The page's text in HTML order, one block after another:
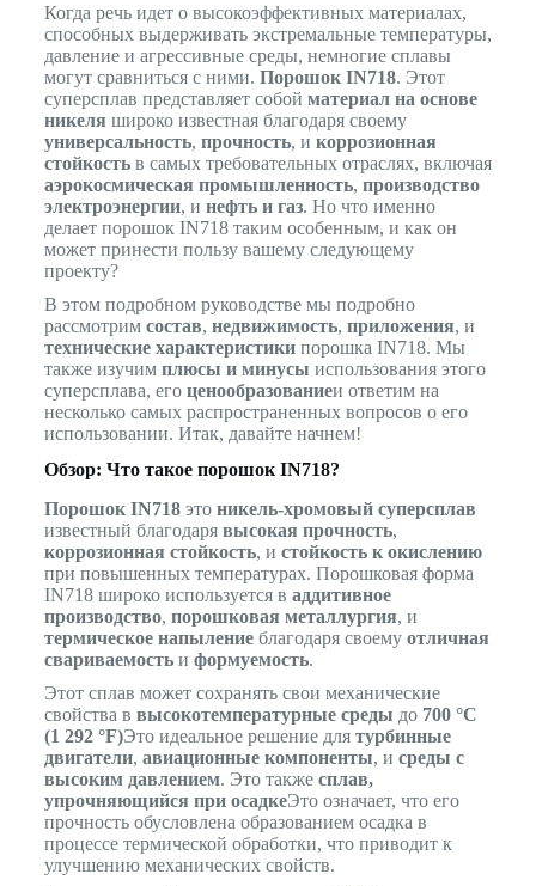
Когда речь идет о высокоэффективных материалах,
способных выдерживать экстремальные температуры,
давление и агрессивные среды, немногие сплавы
могут сравниться с ними. Порошок IN718. Этот
суперсплав представляет собой материал на основе
никеля широко известная благодаря своему
универсальность, прочность, и коррозионная
стойкостьв самых требовательных отраслях, включая
аэрокосмическая промышленность, производство
электроэнергии, и нефть и газ. Но что именно
делает порошок IN718 таким особенным, и как он
может принести пользу вашему следующему
проекту?
В этом подробном руководстве мы подробно
рассмотрим состав, недвижимость, приложения, и
технические характеристикипорошка IN718. Мы
также изучим плюсы и минусы использования этого
суперсплава, его ценообразованиеи ответим на
несколько самых распространенных вопросов о его
использовании. Итак, давайте начнем!
Обзор: Что такое порошок IN718?
Порошок IN718это никель-хромовый суперсплав
известный благодаря высокая прочность,
коррозионная стойкость, и стойкость к окислению
при повышенных температурах. Порошковая форма
IN718 широко используется в аддитивное
производство, порошковая металлургия, и
термическое напылениеблагодаря своему отличная
свариваемостьи формуемость.
Этот сплав может сохранять свои механические
свойства в высокотемпературные среды до 700 °C
(1 292 °F)Это идеальное решение для турбинные
двигатели, авиационные компоненты, и среды с
высоким давлением. Это также сплав,
упрочняющийся при осадкеЭто означает, что его
прочность обусловлена образованием осадка в
процессе термической обработки, что приводит к
улучшению механических свойств.